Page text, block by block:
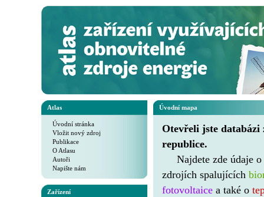
Atlas
Úvodní stránka
Vložit nový zdroj
Publikace
O Atlasu
Autoři
Napište nám
Zařízení
Úvodní mapa
Otevřeli jste databázi
republice.
Najdete zde údaje o
zdrojích spalujících
fotovoltaice a také o